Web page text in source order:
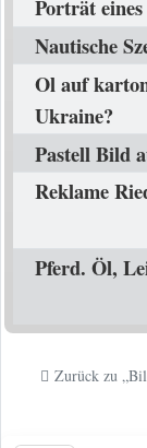
Porträt
Nautische
Ol auf
Ukraine?
Pastell Bild
Reklame
Pferd. Öl,
Zurück zu